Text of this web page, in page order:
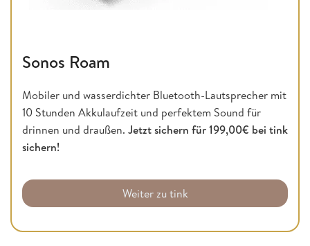
Sonos Roam
Mobiler und wasserdichter Bluetooth-Lautsprecher mit
10 Stunden Akkulaufzeit und perfektem Sound für
drinnen und draußen. Jetzt sichern für 199,00€ bei tink
sichern!
Weiter zu tink